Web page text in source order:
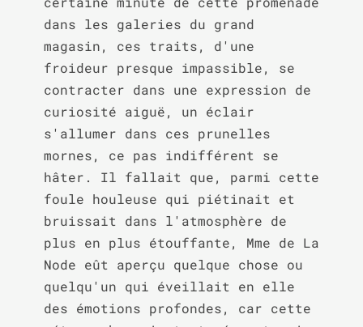
dans les galeries du grand
magasin, ces traits, d'une
froideur presque impassible, se
contracter dans une expression de
curiosité aiguë, un éclair
s'allumer dans ces prunelles
mornes, ce pas indifférent se
hâter. Il fallait que, parmi cette
foule houleuse qui piétinait et
bruissait dans l'atmosphère de
plus en plus étouffante, Mme de La
Node eût aperçu quelque chose ou
quelqu'un qui éveillait en elle
des émotions profondes, car cette